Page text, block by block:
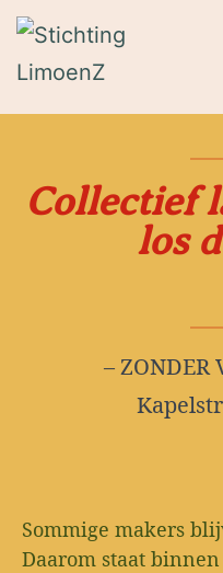
Ga
Collectief
los
– ZONDER
Sommige makers
Daarom staat